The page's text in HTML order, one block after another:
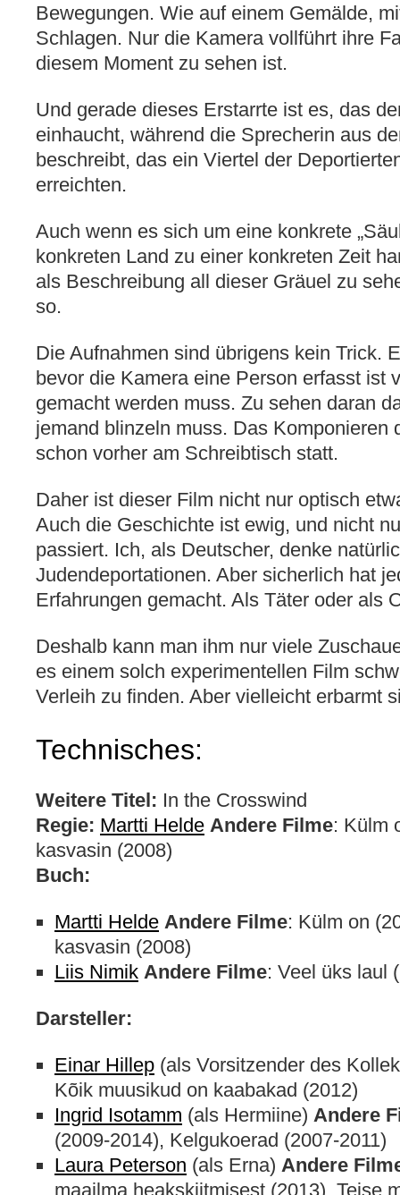
Bewegungen. Wie auf einem Gemälde,
Schlagen. Nur die Kamera vollführt ihre
diesem Moment zu sehen ist.
Und gerade dieses Erstarrte ist es, das
einhaucht, während die Sprecherin aus
beschreibt, das ein Viertel der
erreichten.
Auch wenn es sich um eine konkrete
konkreten Land zu einer konkreten Zeit
als Beschreibung all dieser Gräuel zu
so.
Die Aufnahmen sind übrigens kein Trick.
bevor die Kamera eine Person erfasst ist
gemacht werden muss. Zu sehen daran
jemand blinzeln muss. Das Komponieren
schon vorher am Schreibtisch statt.
Daher ist dieser Film nicht nur optisch
Auch die Geschichte ist ewig, und nicht
passiert. Ich, als Deutscher, denke
Judendeportationen. Aber sicherlich hat
Erfahrungen gemacht. Als Täter oder als
Deshalb kann man ihm nur viele
es einem solch experimentellen Film
Verleih zu finden. Aber vielleicht erbarmt
Technisches:
Weitere Titel: In the Crosswind
Regie: Martti Helde Andere Filme: Külm
kasvasin (2008)
Buch:
Martti Helde Andere Filme: Külm on
kasvasin (2008)
Liis Nimik Andere Filme: Veel üks laul
Darsteller:
Einar Hillep (als Vorsitzender des
Kõik muusikud on kaabakad (2012)
Ingrid Isotamm (als Hermiine) Andere
(2009-2014), Kelgukoerad (2007-2011)
Laura Peterson (als Erna) Andere
maailma heakskiitmisest (2013), Teise